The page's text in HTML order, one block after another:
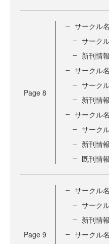
Page 8
サークル
サーク
新刊情報
サークル
サーク
新刊情報
サークル
サーク
新刊情報
既刊情報
Page 9
サークル
サーク
新刊情報
サークル